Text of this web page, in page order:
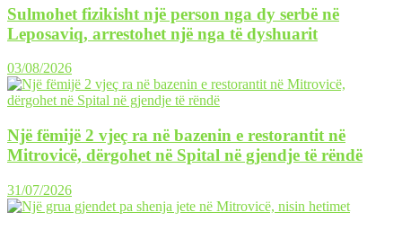
Sulmohet fizikisht një person nga dy serbë në
Leposaviq, arrestohet një nga të dyshuarit
03/08/2026
Një fëmijë 2 vjeç ra në bazenin e restorantit në
Mitrovicë, dërgohet në Spital në gjendje të rëndë
31/07/2026